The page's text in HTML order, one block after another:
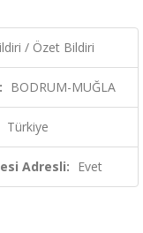
/ Özet Bildiri
BODRUM-MUĞLA
Türkiye
Adresli: Evet